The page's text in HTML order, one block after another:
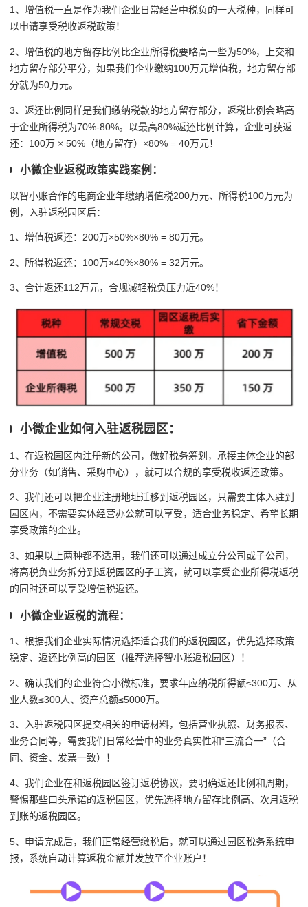
1、增值税一直是作为我们企业日常经营中税负的一大税种，同样可
以申请享受税收返税政策！
2、增值税的地方留存比例比企业所得税要略高一些为50%，上交和
地方留存部分平分，如果我们企业缴纳100万元增值税，地方留存部
分就为50万元。
3、返还比例同样是我们缴纳税款的地方留存部分，返税比例会略高
于企业所得税为70%-80%。以最高80%返还比例计算，企业可获返
还：100万 × 50%（地方留存）×80% = 40万元！
小微企业返税政策实践案例：
以智小账合作的电商企业年缴纳增值税200万元、所得税100万元为
例，入驻返税园区后：
1、增值税返还：200万×50%×80% = 80万元。
2、所得税返还：100万×40%×80% = 32万元。
3、合计返还112万元，合规减轻税负压力近40%！
小微企业如何入驻返税园区：
1、在返税园区内注册新的公司，做好税务筹划，承接主体企业的部
分业务（如销售、采购中心），就可以合规的享受税收返还政策。
2、我们还可以把企业注册地址迁移到返税园区，只需要主体入驻到
园区内，不需要实体经营办公就可以享受，适合业务稳定、希望长期
享受政策的企业。
3、如果以上两种都不适用，我们还可以通过成立分公司或子公司，
将高税负业务拆分到返税园区的子工资，就可以享受企业所得税返税
的同时还可以享受增值税返还。
小微企业返税的流程：
1、根据我们企业实际情况选择适合我们的返税园区，优先选择政策
稳定、返还比例高的园区（推荐选择智小账返税园区）！
2、确认我们的企业符合小微标准，要求年应纳税所得额≤300万、从
业人数≤300人、资产总额≤5000万。
3、入驻返税园区提交相关的申请材料，包括营业执照、财务报表、
业务合同等，需要我们日常经营中的业务真实性和“三流合一”（合
同、资金、发票一致）！
4、我们企业在和返税园区签订返税协议，要明确返还比例和周期，
警惕那些口头承诺的返税园区，优先选择地方留存比例高、次月返税
到账的返税园区。
5、申请完成后，我们正常经营缴税后，就可以通过园区税务系统申
报，系统自动计算返税金额并发放至企业账户！